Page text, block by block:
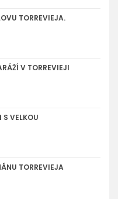
TORREVIEJA.
V TORREVIEJI
S VELKOU
TORREVIEJA